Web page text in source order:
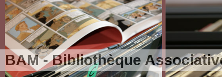
BAM - Bibliothèque